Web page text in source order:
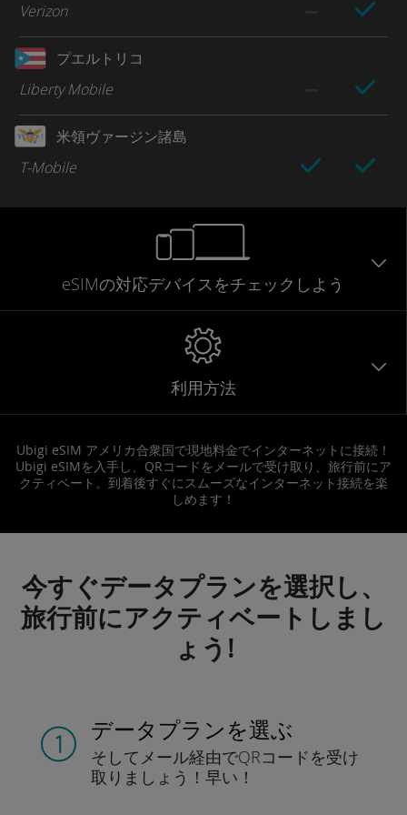
Verizon
プエルトリコ
Liberty Mobile
米領ヴァージン諸島
T-Mobile
eSIMの対応デバイスをチェックしよう
利用方法
Ubigi eSIM アメリカ合衆国で現地料金でインターネットに接続！
Ubigi eSIMを入手し、QRコードをメールで受け取り、旅行前にア
クティベート。到着後すぐにスムーズなインターネット接続を楽
しめます！
今すぐデータプランを選択し、
旅行前にアクティベートしまし
ょう!
データプランを選ぶ
そしてメール経由でQRコードを受け
取りましょう！早い！